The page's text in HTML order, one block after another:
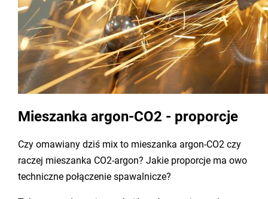
Mieszanka argon-CO2 - proporcje
Czy omawiany dziś mix to mieszanka argon-CO2 czy
raczej mieszanka CO2-argon? Jakie proporcje ma owo
techniczne połączenie spawalnicze?